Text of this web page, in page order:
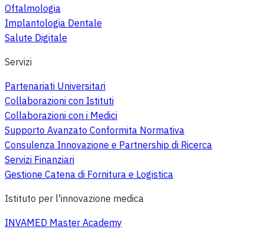
Oftalmologia
Implantologia Dentale
Salute Digitale
Servizi
Partenariati Universitari
Collaborazioni con Istituti
Collaborazioni con i Medici
Supporto Avanzato Conformita Normativa
Consulenza Innovazione e Partnership di Ricerca
Servizi Finanziari
Gestione Catena di Fornitura e Logistica
Istituto per l'innovazione medica
INVAMED Master Academy